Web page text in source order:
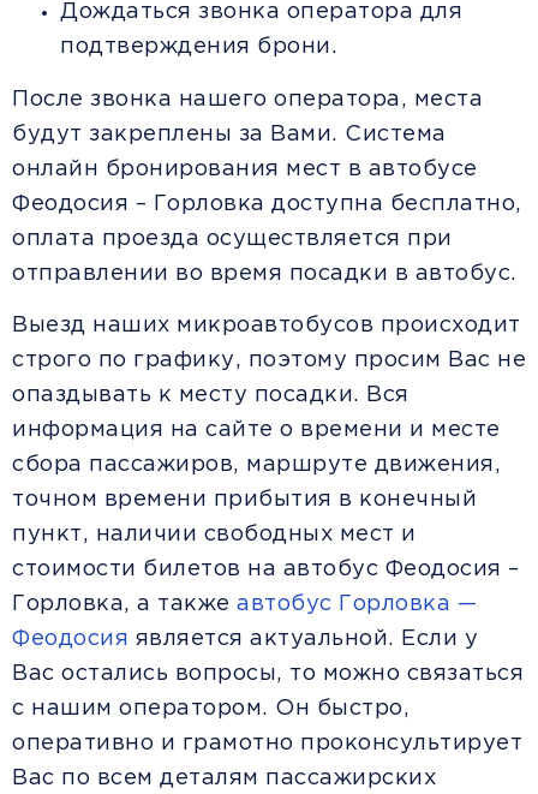
Дождаться звонка оператора для
подтверждения брони.
После звонка нашего оператора, места
будут закреплены за Вами. Система
онлайн бронирования мест в автобусе
Феодосия – Горловка доступна бесплатно,
оплата проезда осуществляется при
отправлении во время посадки в автобус.
Выезд наших микроавтобусов происходит
строго по графику, поэтому просим Вас не
опаздывать к месту посадки. Вся
информация на сайте о времени и месте
сбора пассажиров, маршруте движения,
точном времени прибытия в конечный
пункт, наличии свободных мест и
стоимости билетов на автобус Феодосия –
Горловка, а также автобус Горловка —
Феодосия является актуальной. Если у
Вас остались вопросы, то можно связаться
с нашим оператором. Он быстро,
оперативно и грамотно проконсультирует
Вас по всем деталям пассажирских